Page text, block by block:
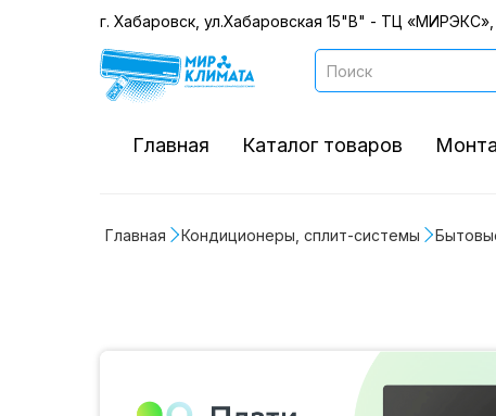
г. Хабаровск, ул.Хабаровская 15"В" - ТЦ
Главная Каталог товаров
Главная Кондиционеры, сплит-системы